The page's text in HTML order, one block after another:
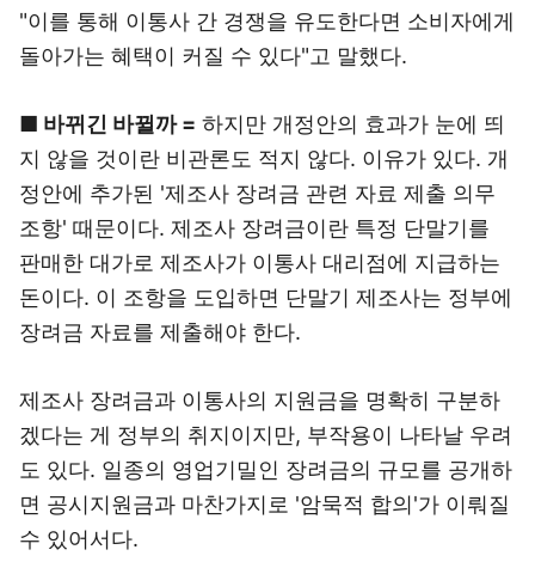
"이를 통해 이통사 간 경쟁을 유도한다면 소비자에게
돌아가는 혜택이 커질 수 있다"고 말했다.
■ 바뀌긴 바뀔까 = 하지만 개정안의 효과가 눈에 띄
지 않을 것이란 비관론도 적지 않다. 이유가 있다. 개
정안에 추가된 '제조사 장려금 관련 자료 제출 의무
조항' 때문이다. 제조사 장려금이란 특정 단말기를
판매한 대가로 제조사가 이통사 대리점에 지급하는
돈이다. 이 조항을 도입하면 단말기 제조사는 정부에
장려금 자료를 제출해야 한다.
제조사 장려금과 이통사의 지원금을 명확히 구분하
겠다는 게 정부의 취지이지만, 부작용이 나타날 우려
도 있다. 일종의 영업기밀인 장려금의 규모를 공개하
면 공시지원금과 마찬가지로 '암묵적 합의'가 이뤄질
수 있어서다.